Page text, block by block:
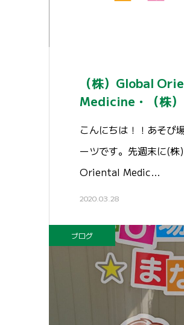
（株）Global
Medicine・（株
こんにちは！！あそび
ーツです。先週末に(
Oriental Medic…
2020.03.28
ブログ